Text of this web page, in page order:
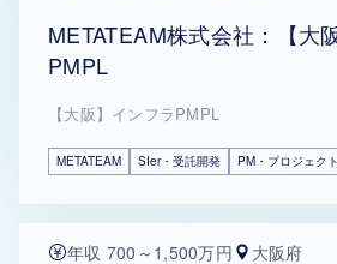
METATEAM株式会社：【大
PMPL
【大阪】インフラPMPL
METATEAM SIer・受託開発 PM・プロジェク
年収 700～1,500万円 大阪府